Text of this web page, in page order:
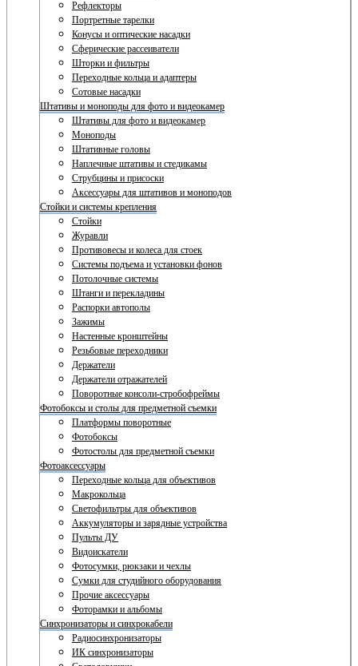
Рефлекторы
Портретные тарелки
Конусы и оптические насадки
Сферические рассеиватели
Шторки и фильтры
Переходные кольца и адаптеры
Сотовые насадки
Штативы и моноподы для фото и видеокамер
Штативы для фото и видеокамер
Моноподы
Штативные головы
Наплечные штативы и стедикамы
Струбцины и присоски
Аксессуары для штативов и моноподов
Стойки и системы крепления
Стойки
Журавли
Противовесы и колеса для стоек
Системы подъема и установки фонов
Потолочные системы
Штанги и перекладины
Распорки автополы
Зажимы
Настенные кронштейны
Резьбовые переходники
Держатели
Держатели отражателей
Поворотные консоли-стробофреймы
Фотобоксы и столы для предметной съемки
Платформы поворотные
Фотобоксы
Фотостолы для предметной съемки
Фотоаксессуары
Переходные кольца для объективов
Макрокольца
Светофильтры для объективов
Аккумуляторы и зарядные устройства
Пульты ДУ
Видоискатели
Фотосумки, рюкзаки и чехлы
Сумки для студийного оборудования
Прочие аксессуары
Фоторамки и альбомы
Синхронизаторы и синхрокабели
Радиосинхронизаторы
ИК синхронизаторы